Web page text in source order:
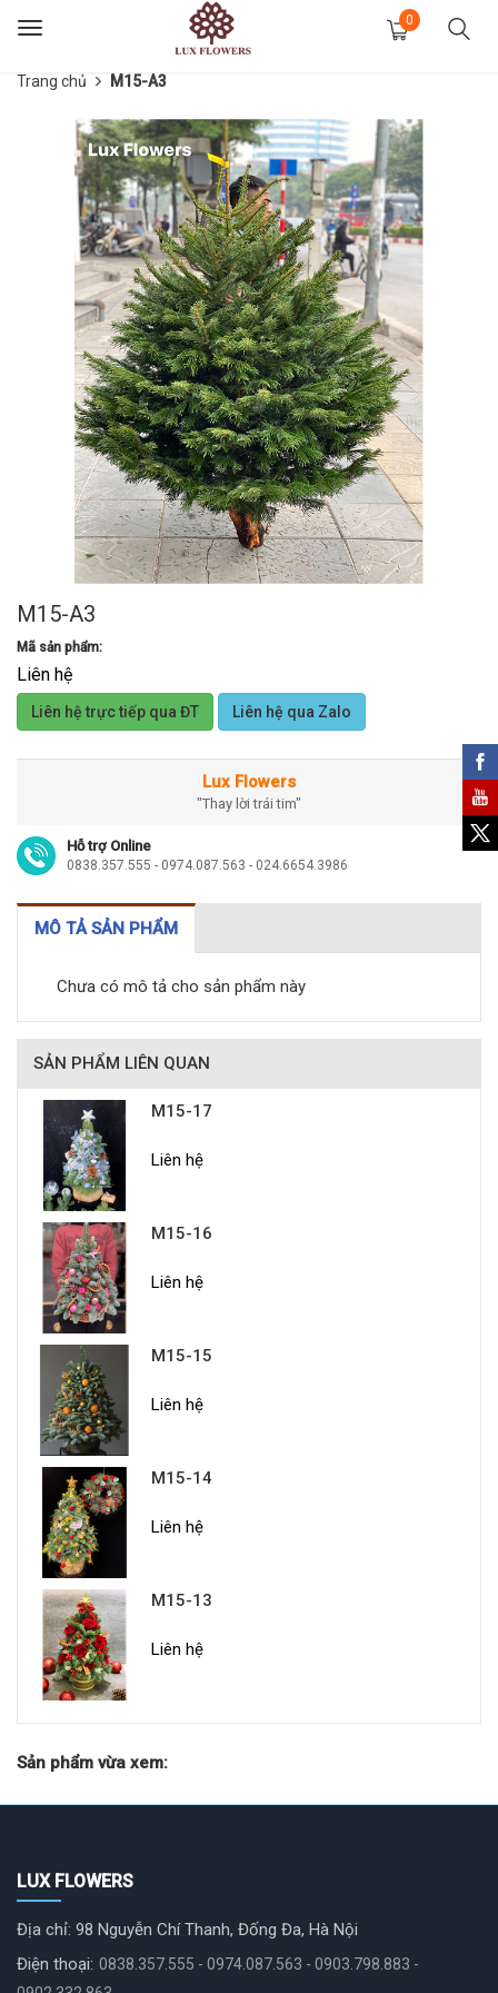
Toggle
0
Trang chủ M15-A3
M15-A3
Mã sản phẩm:
Liên hệ
Liên hệ trực tiếp qua ĐT Liên hệ qua Zalo
Lux Flowers
"Thay lời trái tim"
Hỗ trợ Online
0838.357.555 - 0974.087.563 - 024.6654.3986
MÔ TẢ SẢN PHẨM
Chưa có mô tả cho sản phẩm này
SẢN PHẨM LIÊN QUAN
M15-17
Liên hệ
M15-16
Liên hệ
M15-15
Liên hệ
M15-14
Liên hệ
M15-13
Liên hệ
Sản phẩm vừa xem:
LUX FLOWERS
Địa chỉ: 98 Nguyễn Chí Thanh, Đống Đa, Hà Nội
Điện thoại: 0838.357.555 - 0974.087.563 - 0903.798.883 -